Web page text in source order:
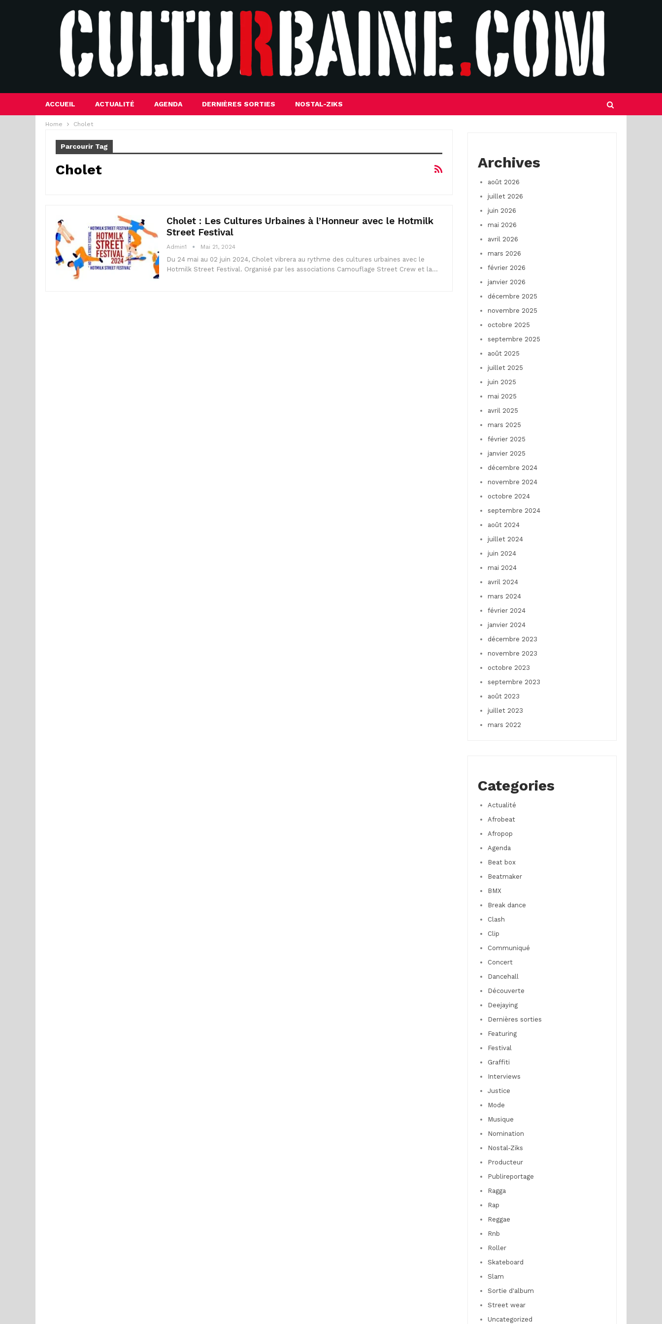
ACCUEIL ACTUALITÉ AGENDA DERNIÈRES SORTIES NOSTAL-ZIKS
Home Cholet
Parcourir Tag
Cholet
Cholet : Les Cultures Urbaines à l’Honneur avec le Hotmilk
Street Festival
Admin1 Mai 21, 2024
Du 24 mai au 02 juin 2024, Cholet vibrera au rythme des cultures urbaines avec le
Hotmilk Street Festival. Organisé par les associations Camouflage Street Crew et la…
Archives
août 2026
juillet 2026
juin 2026
mai 2026
avril 2026
mars 2026
février 2026
janvier 2026
décembre 2025
novembre 2025
octobre 2025
septembre 2025
août 2025
juillet 2025
juin 2025
mai 2025
avril 2025
mars 2025
février 2025
janvier 2025
décembre 2024
novembre 2024
octobre 2024
septembre 2024
août 2024
juillet 2024
juin 2024
mai 2024
avril 2024
mars 2024
février 2024
janvier 2024
décembre 2023
novembre 2023
octobre 2023
septembre 2023
août 2023
juillet 2023
mars 2022
Categories
Actualité
Afrobeat
Afropop
Agenda
Beat box
Beatmaker
BMX
Break dance
Clash
Clip
Communiqué
Concert
Dancehall
Découverte
Deejaying
Dernières sorties
Featuring
Festival
Graffiti
Interviews
Justice
Mode
Musique
Nomination
Nostal-Ziks
Producteur
Publireportage
Ragga
Rap
Reggae
Rnb
Roller
Skateboard
Slam
Sortie d'album
Street wear
Uncategorized